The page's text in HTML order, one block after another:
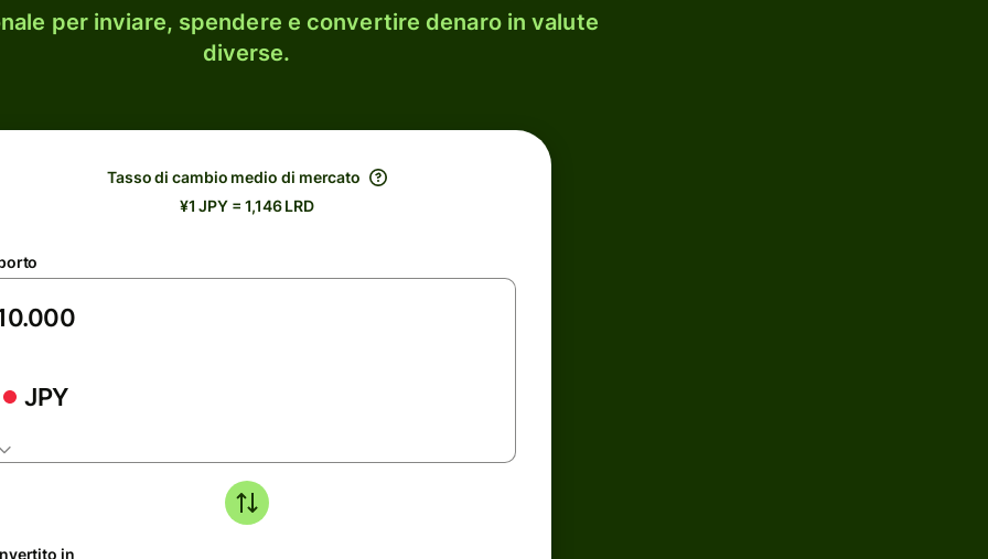
per inviare, spendere e convertire denaro in valute
diverse.
Tasso di cambio medio di mercato
¥1 JPY = 1,146 LRD
JPY
in